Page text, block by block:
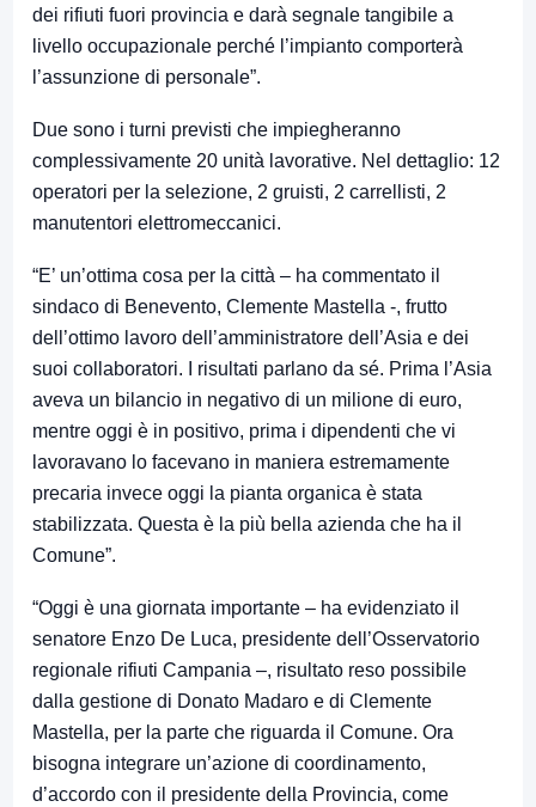
dei rifiuti fuori provincia e darà segnale tangibile a
livello occupazionale perché l’impianto comporterà
l’assunzione di personale”.
Due sono i turni previsti che impiegheranno
complessivamente 20 unità lavorative. Nel dettaglio: 12
operatori per la selezione, 2 gruisti, 2 carrellisti, 2
manutentori elettromeccanici.
“E’ un’ottima cosa per la città – ha commentato il
sindaco di Benevento, Clemente Mastella -, frutto
dell’ottimo lavoro dell’amministratore dell’Asia e dei
suoi collaboratori. I risultati parlano da sé. Prima l’Asia
aveva un bilancio in negativo di un milione di euro,
mentre oggi è in positivo, prima i dipendenti che vi
lavoravano lo facevano in maniera estremamente
precaria invece oggi la pianta organica è stata
stabilizzata. Questa è la più bella azienda che ha il
Comune”.
“Oggi è una giornata importante – ha evidenziato il
senatore Enzo De Luca, presidente dell’Osservatorio
regionale rifiuti Campania –, risultato reso possibile
dalla gestione di Donato Madaro e di Clemente
Mastella, per la parte che riguarda il Comune. Ora
bisogna integrare un’azione di coordinamento,
d’accordo con il presidente della Provincia, come